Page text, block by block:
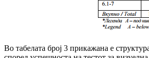
Во табелата број 3 прикажана е